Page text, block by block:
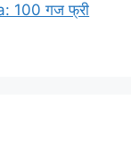
100 गज फ्री